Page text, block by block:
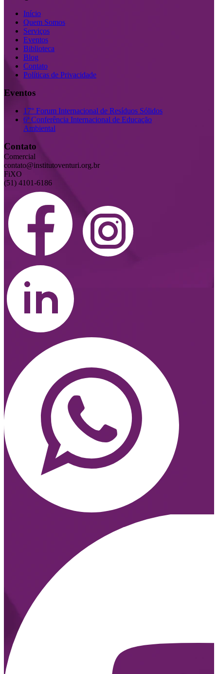
Início
Quem Somos
Serviços
Eventos
Biblioteca
Blog
Contato
Políticas de Privacidade
Eventos
17° Forum Internacional de Resíduos Sólidos
6ª Conferência Internacional de Educação
Ambiental
Contato
Comercial
contato@institutoventuri.org.br
FiXO
(51) 4101-6186